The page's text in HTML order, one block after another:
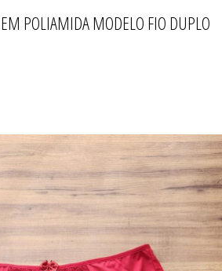
POLIAMIDA MODELO FIO DUPLO